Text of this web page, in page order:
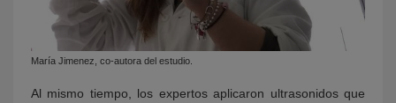
María Jimenez, co-autora del estudio.
Al mismo tiempo, los expertos aplicaron ultrasonidos que